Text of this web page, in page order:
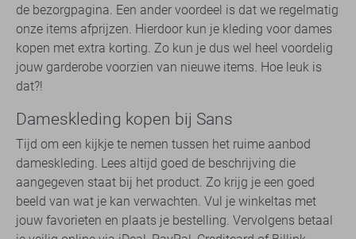
de bezorgpagina. Een ander voordeel is dat we regelmatig
onze items afprijzen. Hierdoor kun je kleding voor dames
kopen met extra korting. Zo kun je dus wel heel voordelig
jouw garderobe voorzien van nieuwe items. Hoe leuk is
dat?!
Dameskleding kopen bij Sans
Tijd om een kijkje te nemen tussen het ruime aanbod
dameskleding. Lees altijd goed de beschrijving die
aangegeven staat bij het product. Zo krijg je een goed
beeld van wat je kan verwachten. Vul je winkeltas met
jouw favorieten en plaats je bestelling. Vervolgens betaal